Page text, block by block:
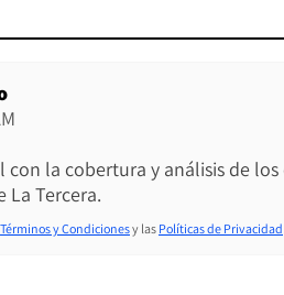
con la cobertura y análisis de
La Tercera.
Términos y Condicionesy las Políticas de Privacidad